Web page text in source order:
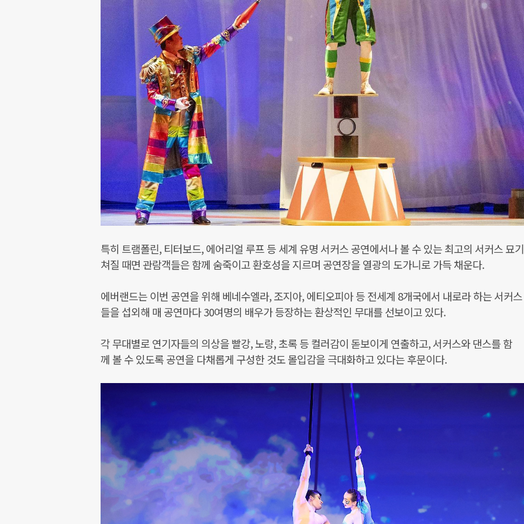
특히 트램폴린, 티터보드, 에어리얼 루프 등 세계 유명 서커스 공연에서나 볼 수 있는 최고의 서커스 묘
쳐질 때면 관람객들은 함께 숨죽이고 환호성을 지르며 공연장을 열광의 도가니로 가득 채운다.
에버랜드는 이번 공연을 위해 베네수엘라, 조지아, 에티오피아 등 전세계 8개국에서 내로라 하는 서커
들을 섭외해 매 공연마다 30여명의 배우가 등장하는 환상적인 무대를 선보이고 있다.
각 무대별로 연기자들의 의상을 빨강, 노랑, 초록 등 컬러감이 돋보이게 연출하고, 서커스와 댄스를 함
께 볼 수 있도록 공연을 다채롭게 구성한 것도 몰입감을 극대화하고 있다는 후문이다.